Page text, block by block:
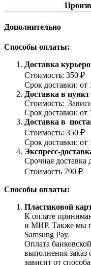
Дополнительно
Способы оплаты:
Доставка
Стоимость: 350 ₽
Срок доставки: от
Доставка в
Стоимость:
Срок доставки: от
Доставка в
Стоимость: 350 ₽
Срок доставки: от
Экспресс-
Срочная доставка
Стоимость 790 ₽
Способы оплаты:
Пластиковой
К оплате
и МИР. Также мы
Samsung Pay.
Оплата
выполнения заказ
зависит от